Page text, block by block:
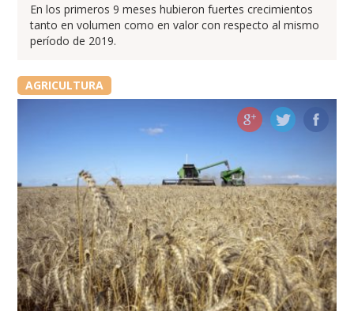
En los primeros 9 meses hubieron fuertes crecimientos
tanto en volumen como en valor con respecto al mismo
período de 2019.
AGRICULTURA